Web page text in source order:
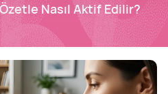
Nasıl Aktif Edilir?